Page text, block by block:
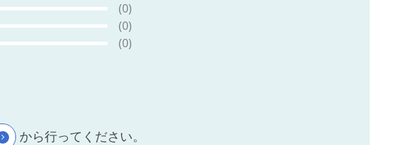
(0)
(0)
(0)
から行ってください。